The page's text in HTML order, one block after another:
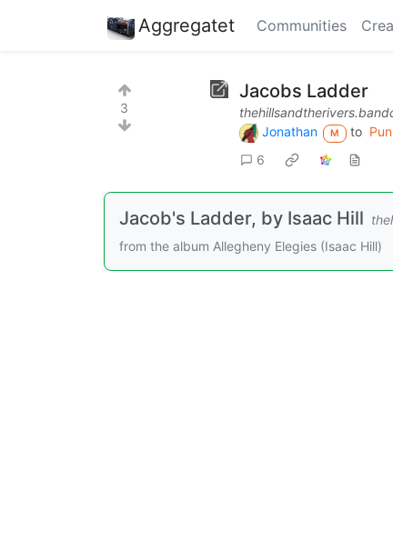
Aggregatet Communities
3
Jacobs Ladder
Jonathan
M to
6
Jacob's Ladder, by Isaac Hill
from the album Allegheny Elegies (Isaac Hill)